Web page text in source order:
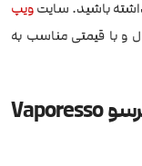
باشید. سایتویپ
و با قیمتی مناسب به
قیمت کارتریج لوکس ایکس آر ویپرسو Vaporesso